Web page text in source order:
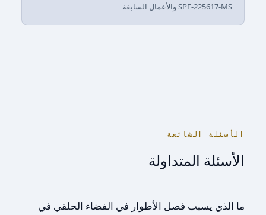
SPE-225617-MS والأعمال السابقة
الأسئلة الشائعة
الأسئلة المتداولة
ما الذي يسبب فصل الأطوار في الفضاء الحلقي في